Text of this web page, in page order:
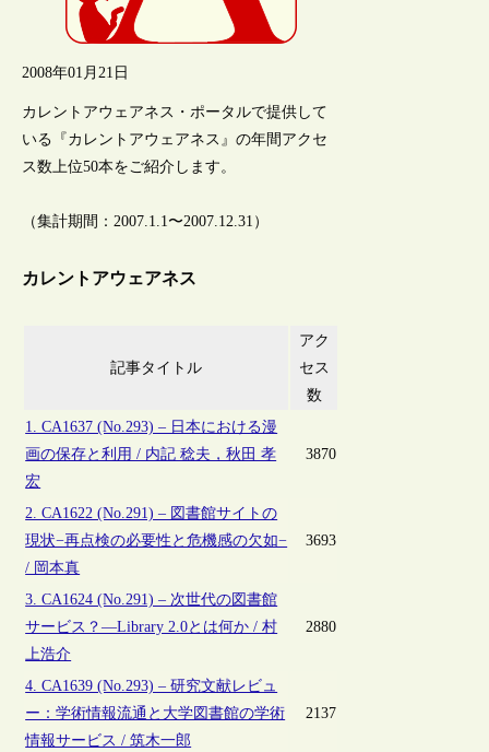
2008年01月21日
カレントアウェアネス・ポータルで提供して
いる『カレントアウェアネス』の年間アクセ
ス数上位50本をご紹介します。
（集計期間：2007.1.1〜2007.12.31）
カレントアウェアネス
記事タイトル
アク
セス
数
1. CA1637 (No.293) – 日本における漫
画の保存と利用 / 内記 稔夫，秋田 孝
宏
3870
2. CA1622 (No.291) – 図書館サイトの
現状−再点検の必要性と危機感の欠如−
/ 岡本真
3693
3. CA1624 (No.291) – 次世代の図書館
サービス？―Library 2.0とは何か / 村
上浩介
2880
4. CA1639 (No.293) – 研究文献レビュ
ー：学術情報流通と大学図書館の学術
情報サービス / 筑木一郎
2137